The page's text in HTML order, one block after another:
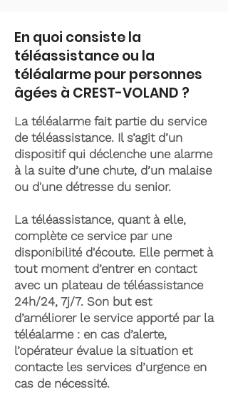
En quoi consiste la
téléassistance ou la
téléalarme pour personnes
âgées à CREST-VOLAND ?
La téléalarme fait partie du service
de téléassistance. Il s’agit d’un
dispositif qui déclenche une alarme
à la suite d’une chute, d’un malaise
ou d'une détresse du senior.
La téléassistance, quant à elle,
complète ce service par une
disponibilité d'écoute. Elle permet à
tout moment d’entrer en contact
avec un plateau de téléassistance
24h/24, 7j/7. Son but est
d’améliorer le service apporté par la
téléalarme : en cas d’alerte,
l’opérateur évalue la situation et
contacte les services d’urgence en
cas de nécessité.